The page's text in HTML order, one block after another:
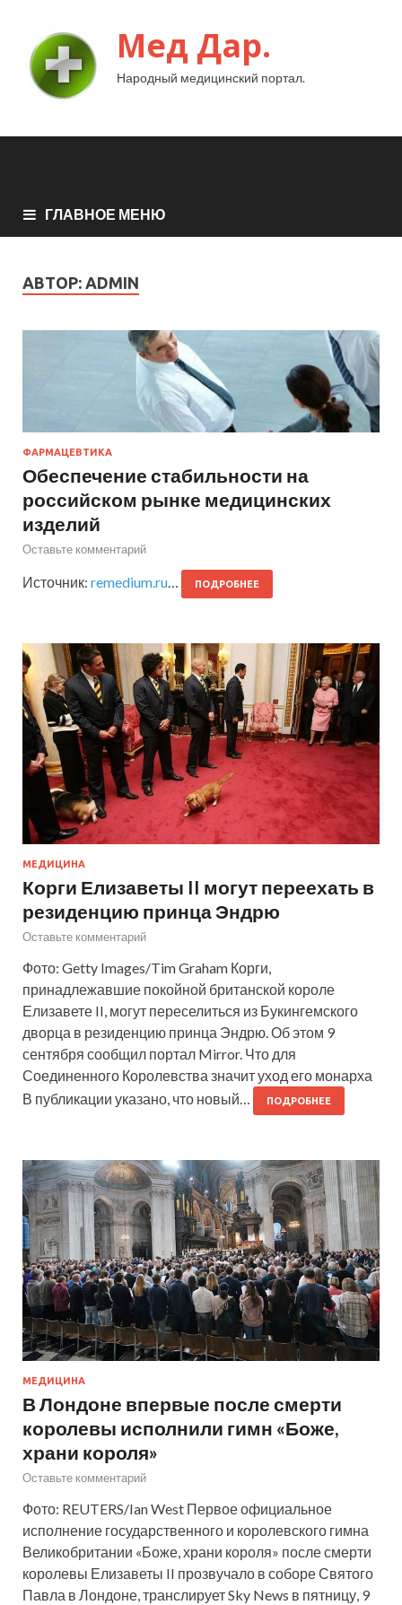
Мед Дар.
Народный медицинский портал.
ГЛАВНОЕ МЕНЮ
АВТОР: ADMIN
ФАРМАЦЕВТИКА
Обеспечение стабильности на
российском рынке медицинских
изделий
Оставьте комментарий
Источник: remedium.ru… ПОДРОБНЕЕ
МЕДИЦИНА
Корги Елизаветы II могут переехать в
резиденцию принца Эндрю
Оставьте комментарий
Фото: Getty Images/Tim Graham Корги,
принадлежавшие покойной британской короле
Елизавете II, могут переселиться из Букингемского
дворца в резиденцию принца Эндрю. Об этом 9
сентября сообщил портал Mirror. Что для
Соединенного Королевства значит уход его монарха
В публикации указано, что новый…
ПОДРОБНЕЕ
МЕДИЦИНА
В Лондоне впервые после смерти
королевы исполнили гимн «Боже,
храни короля»
Оставьте комментарий
Фото: REUTERS/Ian West Первое официальное
исполнение государственного и королевского гимна
Великобритании «Боже, храни короля» после смерти
королевы Елизаветы II прозвучало в соборе Святого
Павла в Лондоне, транслирует Sky News в пятницу, 9